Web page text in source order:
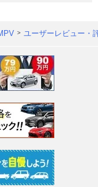
ユーザーレビュー・